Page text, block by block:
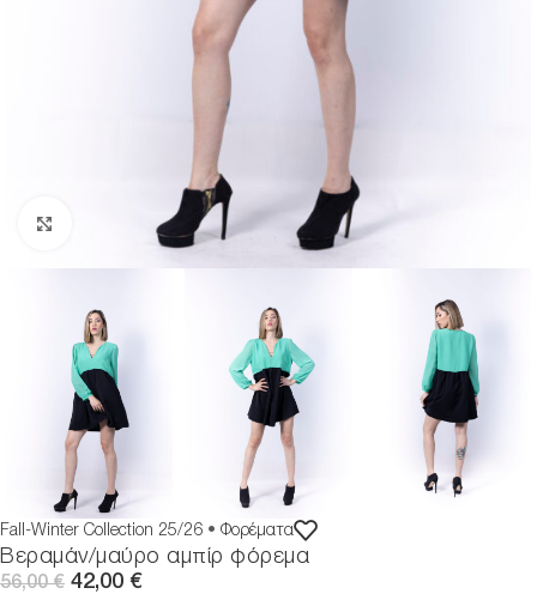
Μεγέθυνση
Fall-Winter Collection 25/26 • Φορέματα
Βεραμάν/μαύρο αμπίρ φόρεμα
56,00€ 42,00 €